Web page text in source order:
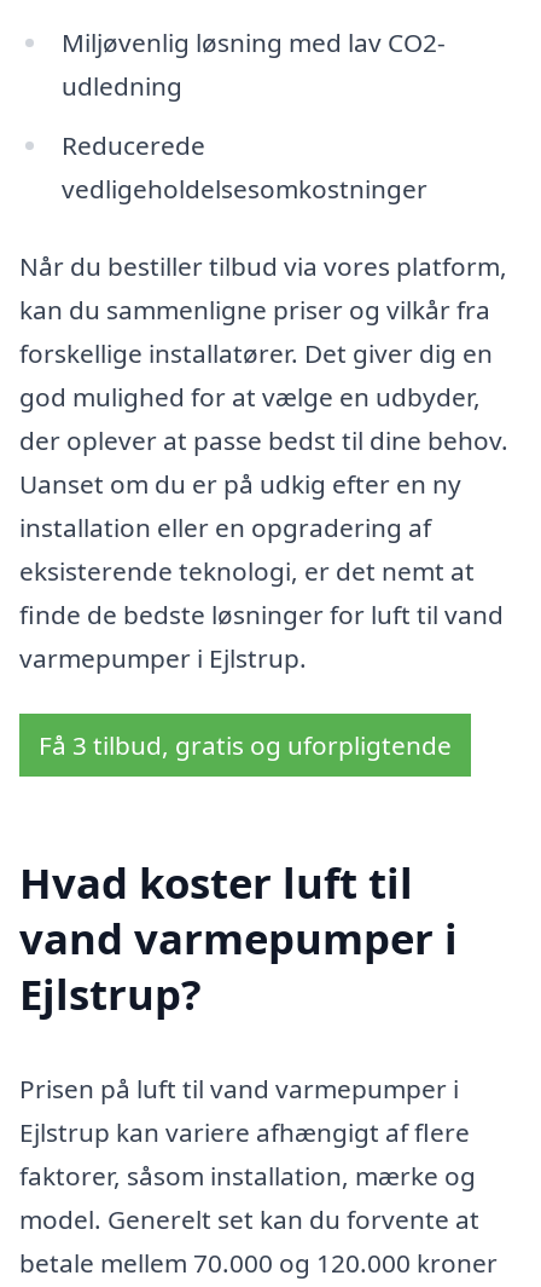
Miljøvenlig løsning med lav CO2-
udledning
Reducerede
vedligeholdelsesomkostninger
Når du bestiller tilbud via vores platform,
kan du sammenligne priser og vilkår fra
forskellige installatører. Det giver dig en
god mulighed for at vælge en udbyder,
der oplever at passe bedst til dine behov.
Uanset om du er på udkig efter en ny
installation eller en opgradering af
eksisterende teknologi, er det nemt at
finde de bedste løsninger for luft til vand
varmepumper i Ejlstrup.
Få 3 tilbud, gratis og uforpligtende
Hvad koster luft til
vand varmepumper i
Ejlstrup?
Prisen på luft til vand varmepumper i
Ejlstrup kan variere afhængigt af flere
faktorer, såsom installation, mærke og
model. Generelt set kan du forvente at
betale mellem 70.000 og 120.000 kroner